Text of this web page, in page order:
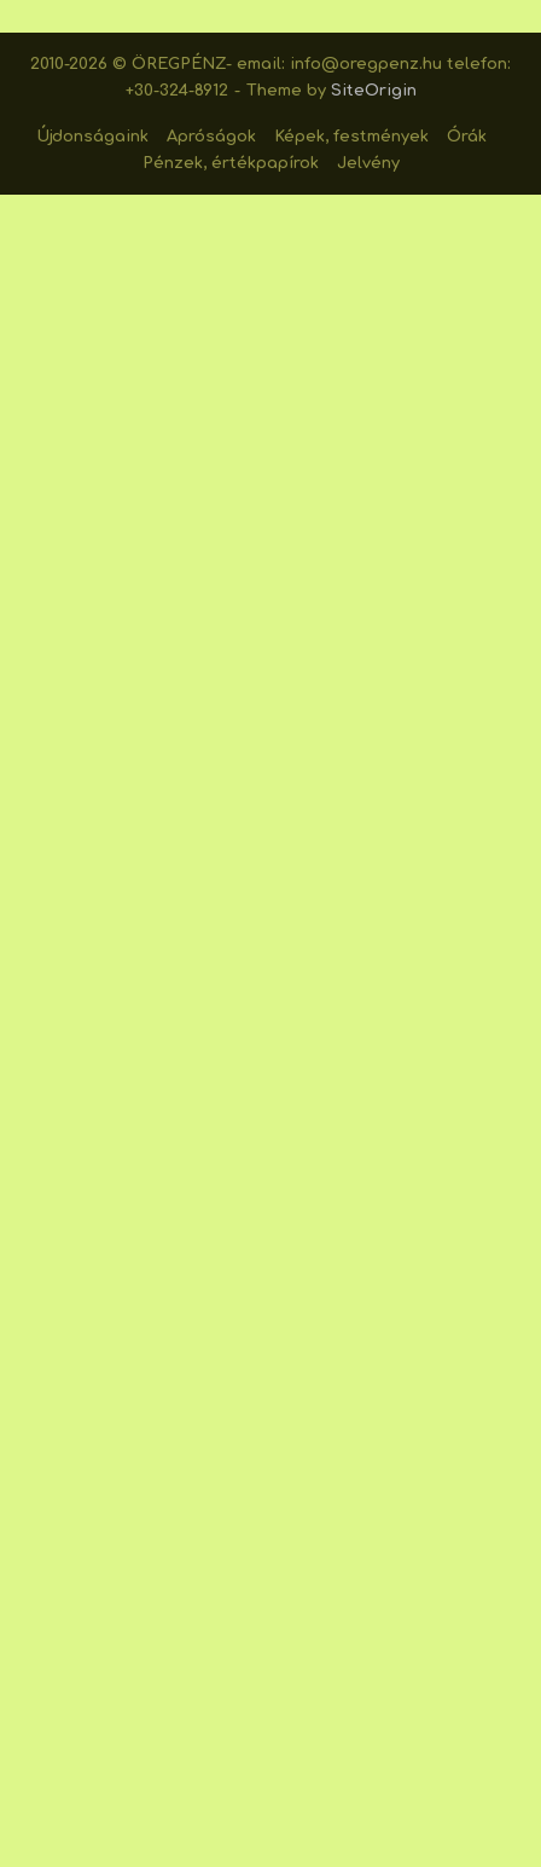
2010-2026 © ÖREGPÉNZ- email: info@oregpenz.hu telefon:
+30-324-8912
Theme by SiteOrigin
Újdonságaink Apróságok Képek, festmények
Órák
Pénzek, értékpapírok
Jelvény